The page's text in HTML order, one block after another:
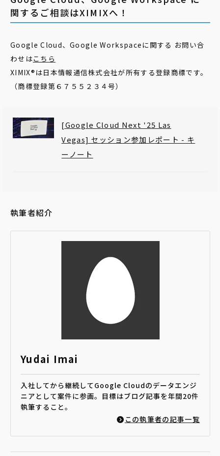
関するご相談はXIMIXへ！
Google Cloud、Google Workspaceに関する お問い合
わせはこちら
XIMIX®は日本情報通信株式会社が所有する登録商標です。
（商標登録第６７５５２３４号）
[Google Cloud Next '25 Las
Vegas] セッション参加レポート - キ
ーノート
執筆者紹介
Yudai Imai
入社してから継続してGoogle Cloudのデータエンジ
ニアとして案件に参画。目標はブログ記事を年間20件
執筆すること。
この執筆者の記事一覧